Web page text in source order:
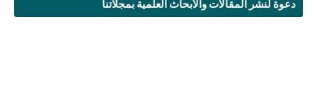
دعوة لنشر المقالات والأبحاث العلمية بمجلاتنا